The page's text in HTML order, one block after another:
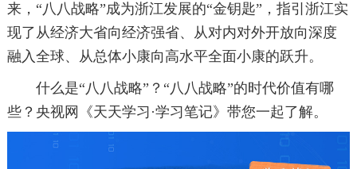
来，“八八战略”成为浙江发展的“金钥匙”，指引浙江实
现了从经济大省向经济强省、从对内对外开放向深度
融入全球、从总体小康向高水平全面小康的跃升。
什么是“八八战略”？“八八战略”的时代价值有哪
些？央视网《天天学习·学习笔记》带您一起了解。